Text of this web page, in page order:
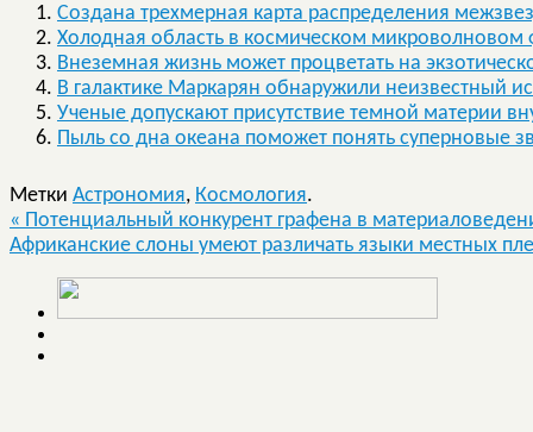
Создана трехмерная карта распределения
Холодная область в космическом микроволновом
Внеземная жизнь может процветать на
В галактике Маркарян обнаружили неизвестный
Ученые допускают присутствие темной материи
Пыль со дна океана поможет понять суперновые
Метки Астрономия, Космология.
« Потенциальный конкурент графена в
Африканские слоны умеют различать языки местных